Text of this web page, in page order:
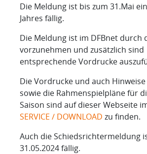
Die Meldung ist bis zum 31.Mai
Jahres fällig.
Die Meldung ist im DFBnet durch
vorzunehmen und zusätzlich sind
entsprechende Vordrucke
Die Vordrucke und auch
sowie die Rahmenspielpläne für
Saison sind auf dieser Webseite
SERVICE / DOWNLOAD zu finden.
Auch die Schiedsrichtermeldung
31.05.2024 fällig.